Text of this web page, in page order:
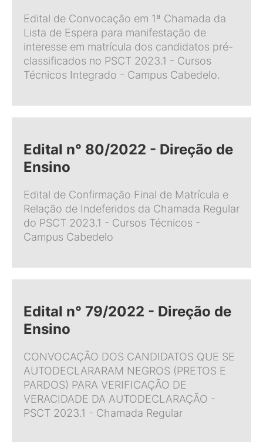
Edital de Convocação em 1ª Chamada da
Lista de Espera para manifestação de
interesse em matrícula dos candidatos pré-
classificados no PSCT 2023.1 - Cursos
Técnicos Integrado - Campus Cabedelo.
Edital n° 80/2022 - Direção de
Ensino
Edital de Confirmação Final de Matrícula e
Relação de Indeferidos da Chamada Regular
do PSCT 2023.1 - Cursos Técnicos -
Campus Cabedelo
Edital n° 79/2022 - Direção de
Ensino
CONVOCAÇÃO DOS CANDIDATOS QUE SE
AUTODECLARARAM NEGROS (PRETOS E
PARDOS) PARA VERIFICAÇÃO DE
VERACIDADE DA AUTODECLARAÇÃO -
PSCT 2023.1 - Chamada Regular